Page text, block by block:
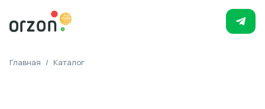
Главная / Каталог